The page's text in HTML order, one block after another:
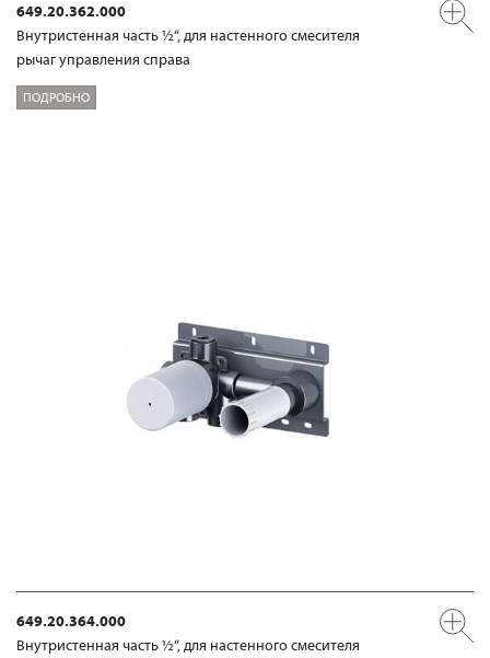
649.20.362.000
Внутристенная часть ½“, для настенного смесителя
рычаг управления справа
ПОДРОБНО
649.20.364.000
Внутристенная часть ½“, для настенного смесителя